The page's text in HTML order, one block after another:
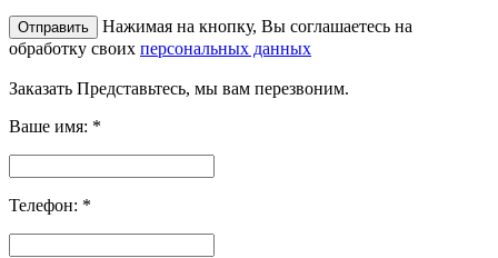
Нажимая на кнопку, Вы соглашаетесь на
обработку своих персональных данных
Заказать Представьтесь, мы вам перезвоним.
Ваше имя: *
Телефон: *